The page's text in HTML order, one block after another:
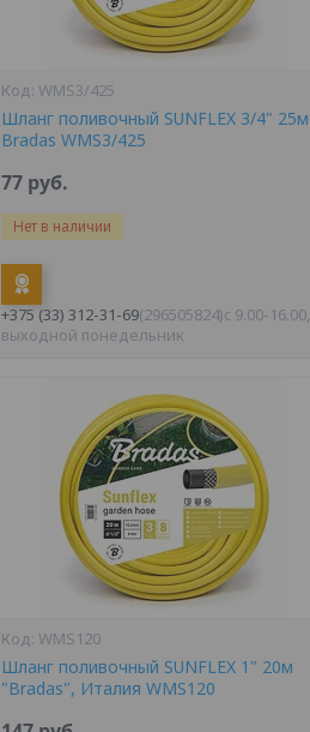
WMS3/425
Шланг поливочный SUNFLEX 3/4" 25м
Bradas WMS3/425
77 руб.
Нет в наличии
+375 (33) 312-31-69 296505824 c 9.00-16.00,
выходной понедельник
WMS120
Шланг поливочный SUNFLEX 1" 20м
"Bradas", Италия WMS120